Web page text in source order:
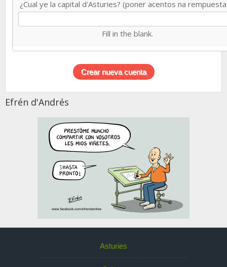
¿Cual ye la capital d'Asturies? (poner acentos na
Fill in the blank.
Efrén d'Andrés
Asturies